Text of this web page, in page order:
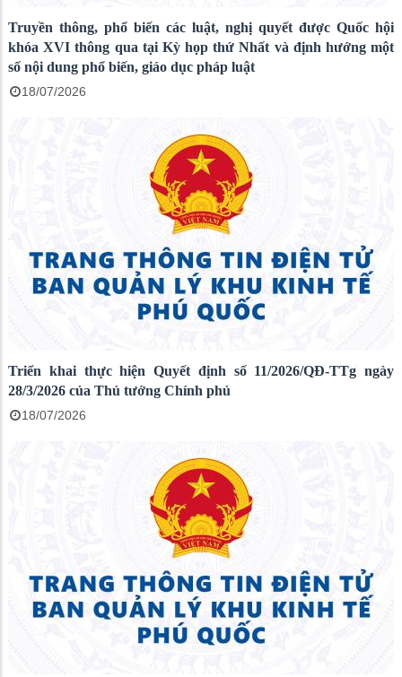
Truyền thông, phổ biến các luật, nghị quyết được Quốc hội
khóa XVI thông qua tại Kỳ họp thứ Nhất và định hướng một
số nội dung phổ biến, giáo dục pháp luật
18/07/2026
Triển khai thực hiện Quyết định số 11/2026/QĐ-TTg ngày
28/3/2026 của Thủ tướng Chính phủ
18/07/2026